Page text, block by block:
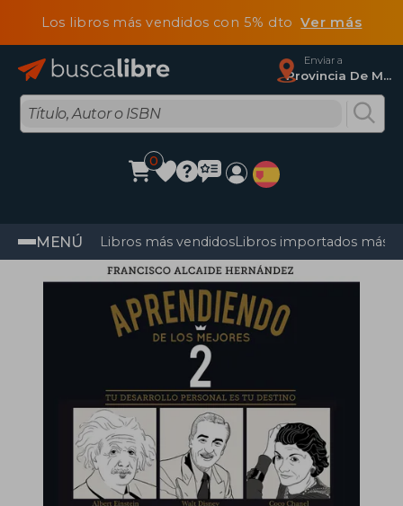
Los libros más vendidos con 5% dtoVer más
Enviar a
Provincia De Madrid
0
MENÚ Libros más vendidosLibros importados más